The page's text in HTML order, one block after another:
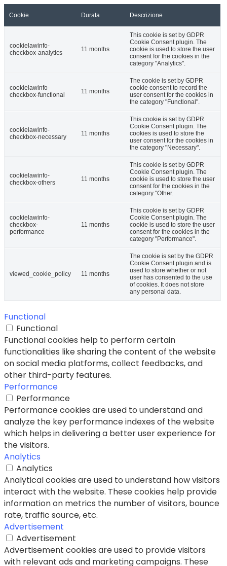
Cookie Durata Descrizione
cookielawinfo-
checkbox-analytics
11 months
This cookie is set by GDPR
Cookie Consent plugin. The
cookie is used to store the user
consent for the cookies in the
category "Analytics".
cookielawinfo-
checkbox-functional
11 months
The cookie is set by GDPR
cookie consent to record the
user consent for the cookies in
the category "Functional".
cookielawinfo-
checkbox-necessary
11 months
This cookie is set by GDPR
Cookie Consent plugin. The
cookies is used to store the
user consent for the cookies in
the category "Necessary".
cookielawinfo-
checkbox-others
11 months
This cookie is set by GDPR
Cookie Consent plugin. The
cookie is used to store the user
consent for the cookies in the
category "Other.
cookielawinfo-
checkbox-
performance
11 months
This cookie is set by GDPR
Cookie Consent plugin. The
cookie is used to store the user
consent for the cookies in the
category "Performance".
viewed_cookie_policy 11 months
The cookie is set by the GDPR
Cookie Consent plugin and is
used to store whether or not
user has consented to the use
of cookies. It does not store
any personal data.
Functional
Functional
Functional cookies help to perform certain
functionalities like sharing the content of the website
on social media platforms, collect feedbacks, and
other third-party features.
Performance
Performance
Performance cookies are used to understand and
analyze the key performance indexes of the website
which helps in delivering a better user experience for
the visitors.
Analytics
Analytics
Analytical cookies are used to understand how visitors
interact with the website. These cookies help provide
information on metrics the number of visitors, bounce
rate, traffic source, etc.
Advertisement
Advertisement
Advertisement cookies are used to provide visitors
with relevant ads and marketing campaigns. These